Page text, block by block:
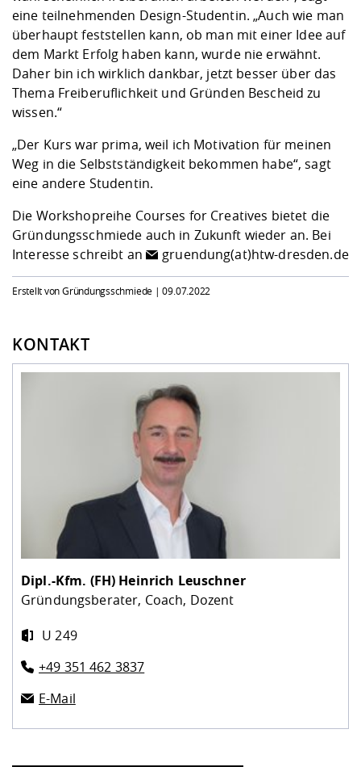
eine teilnehmenden Design-Studentin. „Auch wie man
überhaupt feststellen kann, ob man mit einer Idee auf
dem Markt Erfolg haben kann, wurde nie erwähnt.
Daher bin ich wirklich dankbar, jetzt besser über das
Thema Freiberuflichkeit und Gründen Bescheid zu
wissen.“
„Der Kurs war prima, weil ich Motivation für meinen
Weg in die Selbstständigkeit bekommen habe“, sagt
eine andere Studentin.
Die Workshopreihe Courses for Creatives bietet die
Gründungsschmiede auch in Zukunft wieder an. Bei
Interesse schreibt an
gruendung(at)htw-dresden.de
Erstellt von Gründungsschmiede |09.07.2022
KONTAKT
Dipl.-Kfm. (FH) Heinrich Leuschner
Gründungsberater, Coach, Dozent
U 249
+49 351 462 3837
E-Mail